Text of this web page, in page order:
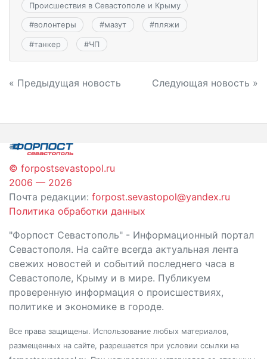
Происшествия в Севастополе и Крыму
#волонтеры #мазут #пляжи
#танкер #ЧП
Навигация
записям
« Предыдущая новость Следующая новость »
© forpostsevastopol.ru
2006 — 2026
Почта редакции: forpost.sevastopol@yandex.ru
Политика обработки данных
"Форпост Севастополь" - Информационный портал
Севастополя. На сайте всегда актуальная лента
свежих новостей и событий последнего часа в
Севастополе, Крыму и в мире. Публикуем
проверенную информация о происшествиях,
политике и экономике в городе.
Все права защищены. Использование любых материалов,
размещенных на сайте, разрешается при условии ссылки на